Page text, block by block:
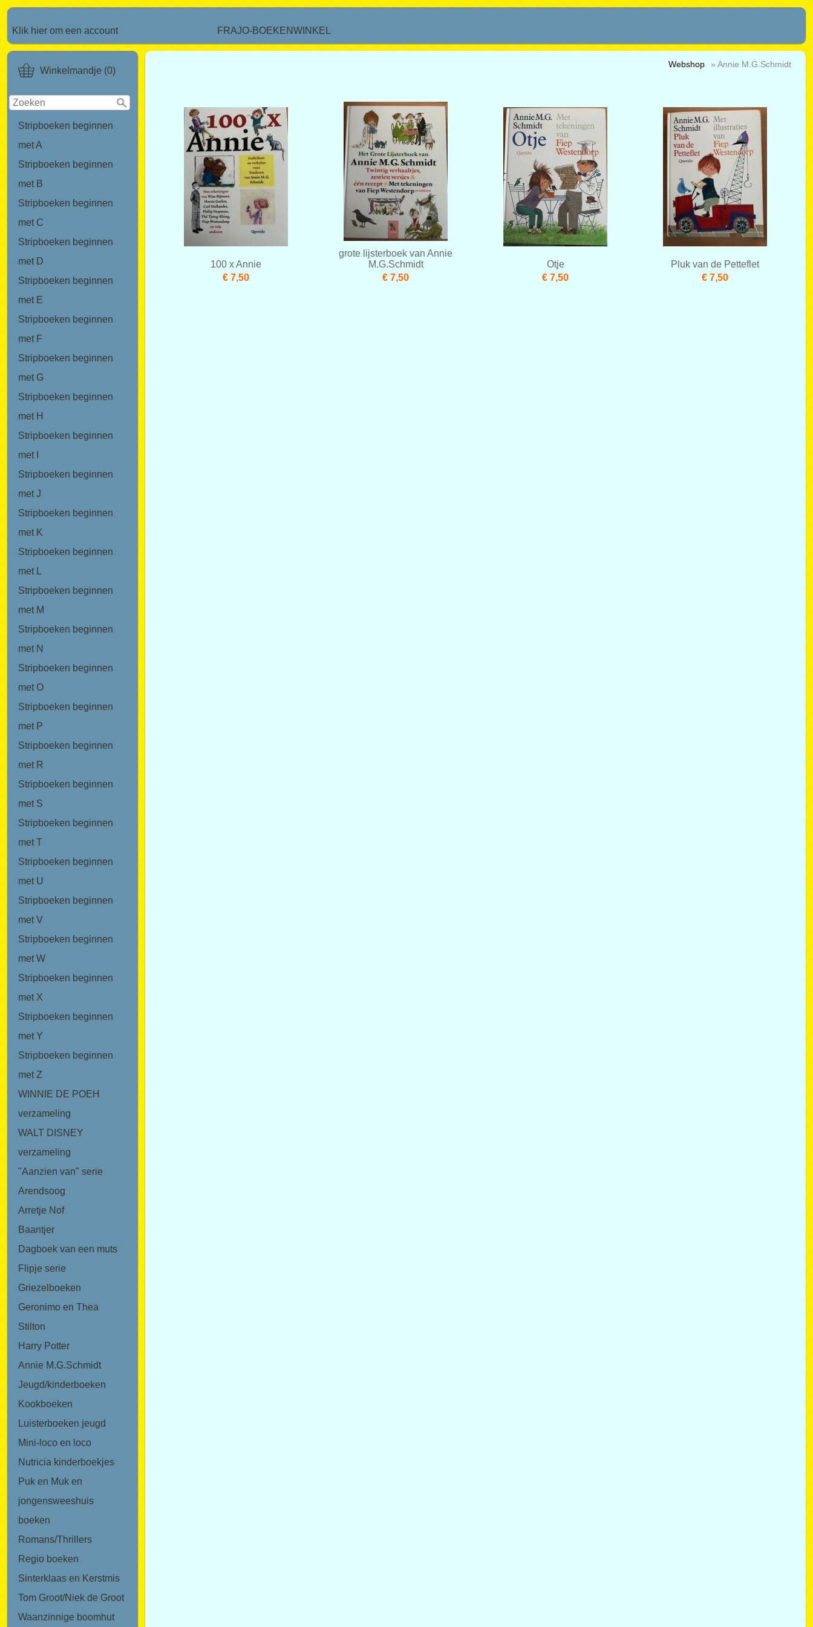
Klik hier om een account FRAJO-BOEKENWINKEL
Winkelmandje (0)
Stripboeken beginnen
met A
Stripboeken beginnen
met B
Stripboeken beginnen
met C
Stripboeken beginnen
met D
Stripboeken beginnen
met E
Stripboeken beginnen
met F
Stripboeken beginnen
met G
Stripboeken beginnen
met H
Stripboeken beginnen
met I
Stripboeken beginnen
met J
Stripboeken beginnen
met K
Stripboeken beginnen
met L
Stripboeken beginnen
met M
Stripboeken beginnen
met N
Stripboeken beginnen
met O
Stripboeken beginnen
met P
Stripboeken beginnen
met R
Stripboeken beginnen
met S
Stripboeken beginnen
met T
Stripboeken beginnen
met U
Stripboeken beginnen
met V
Stripboeken beginnen
met W
Stripboeken beginnen
met X
Stripboeken beginnen
met Y
Stripboeken beginnen
met Z
WINNIE DE POEH
verzameling
WALT DISNEY
verzameling
"Aanzien van" serie
Arendsoog
Arretje Nof
Baantjer
Dagboek van een muts
Flipje serie
Griezelboeken
Geronimo en Thea
Stilton
Harry Potter
Annie M.G.Schmidt
Jeugd/kinderboeken
Kookboeken
Luisterboeken jeugd
Mini-loco en loco
Nutricia kinderboekjes
Puk en Muk en
jongensweeshuis
boeken
Romans/Thrillers
Regio boeken
Sinterklaas en Kerstmis
Tom Groot/Niek de Groot
Waanzinnige boomhut
Webshop » Annie M.G.Schmidt
100 x Annie
€ 7,50
grote lijsterboek van Annie
M.G.Schmidt
€ 7,50
Otje
€ 7,50
Pluk van de Petteflet
€ 7,50